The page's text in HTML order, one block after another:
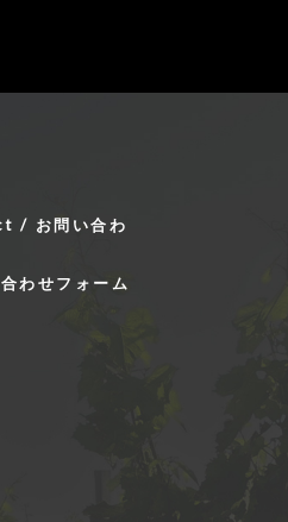
/ お問い合わ
わせフォーム